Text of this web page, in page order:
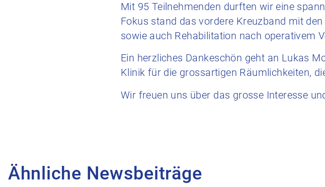
Mit 95 Teilnehmenden durften wir eine
Fokus stand das vordere Kreuzband mit
sowie auch Rehabilitation nach operativem
Ein herzliches Dankeschön geht an Lukas
Klinik für die grossartigen Räumlichkeiten,
Wir freuen uns über das grosse Interesse
Ähnliche Newsbeiträge